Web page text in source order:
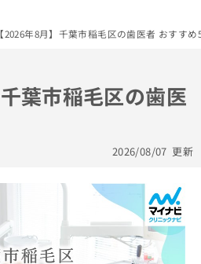
【2026年8月】千葉市稲毛区の歯医者 おすすめ
葉市稲毛区の歯医
2026/08/07 更新